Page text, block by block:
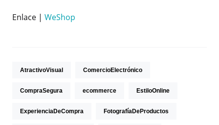
Enlace | WeShop
AtractivoVisual ComercioElectrónico
CompraSegura ecommerce EstiloOnline
ExperienciaDeCompra FotografíaDeProductos